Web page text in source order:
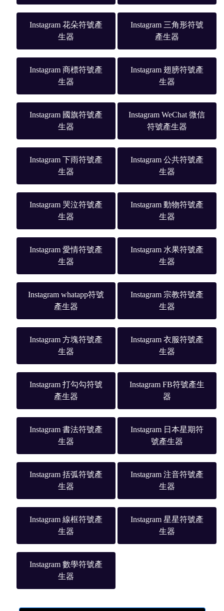
Instagram 花朵符號產
生器
Instagram 三角形符號
產生器
Instagram 商標符號產
生器
Instagram 翅膀符號產
生器
Instagram 國旗符號產
生器
Instagram WeChat 微信
符號產生器
Instagram 下雨符號產
生器
Instagram 公共符號產
生器
Instagram 哭泣符號產
生器
Instagram 動物符號產
生器
Instagram 愛情符號產
生器
Instagram 水果符號產
生器
Instagram whatapp符號
產生器
Instagram 宗教符號產
生器
Instagram 方塊符號產
生器
Instagram 衣服符號產
生器
Instagram 打勾勾符號
產生器
Instagram FB符號產生
器
Instagram 書法符號產
生器
Instagram 日本星期符
號產生器
Instagram 括弧符號產
生器
Instagram 注音符號產
生器
Instagram 線框符號產
生器
Instagram 星星符號產
生器
Instagram 數學符號產
生器